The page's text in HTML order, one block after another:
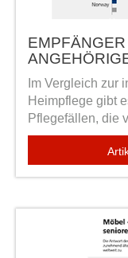
Im Vergleich zur
Heimpflege gibt
Pflegefällen, die